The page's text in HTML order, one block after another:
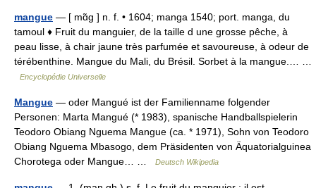
mangue — [ mɑ̃g ] n. f. • 1604; manga 1540; port. manga, du
tamoul ♦ Fruit du manguier, de la taille d une grosse pêche, à
peau lisse, à chair jaune très parfumée et savoureuse, à odeur de
térébenthine. Mangue du Mali, du Brésil. Sorbet à la mangue.… …
Encyclopédie Universelle
Mangue — oder Mangué ist der Familienname folgender
Personen: Marta Mangué (* 1983), spanische Handballspielerin
Teodoro Obiang Nguema Mangue (ca. * 1971), Sohn von Teodoro
Obiang Nguema Mbasogo, dem Präsidenten von Äquatorialguinea
Chorotega oder Mangue… …
Deutsch Wikipedia